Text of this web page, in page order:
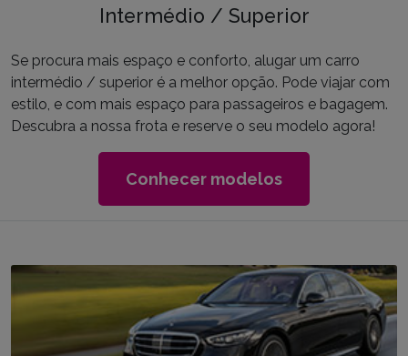
Intermédio / Superior
Se procura mais espaço e conforto, alugar um carro
intermédio / superior é a melhor opção. Pode viajar com
estilo, e com mais espaço para passageiros e bagagem.
Descubra a nossa frota e reserve o seu modelo agora!
Conhecer modelos